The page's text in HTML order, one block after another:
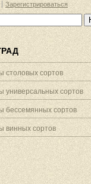
Зарегистрироваться
столовых сортов
универсальных сортов
бессемянных сортов
винных сортов